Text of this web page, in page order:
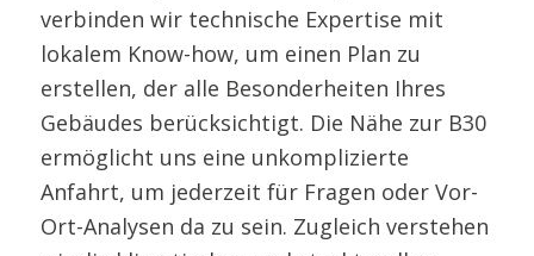
verbinden wir technische Expertise mit
lokalem Know-how, um einen Plan zu
erstellen, der alle Besonderheiten Ihres
Gebäudes berücksichtigt. Die Nähe zur B30
ermöglicht uns eine unkomplizierte
Anfahrt, um jederzeit für Fragen oder Vor-
Ort-Analysen da zu sein. Zugleich verstehen